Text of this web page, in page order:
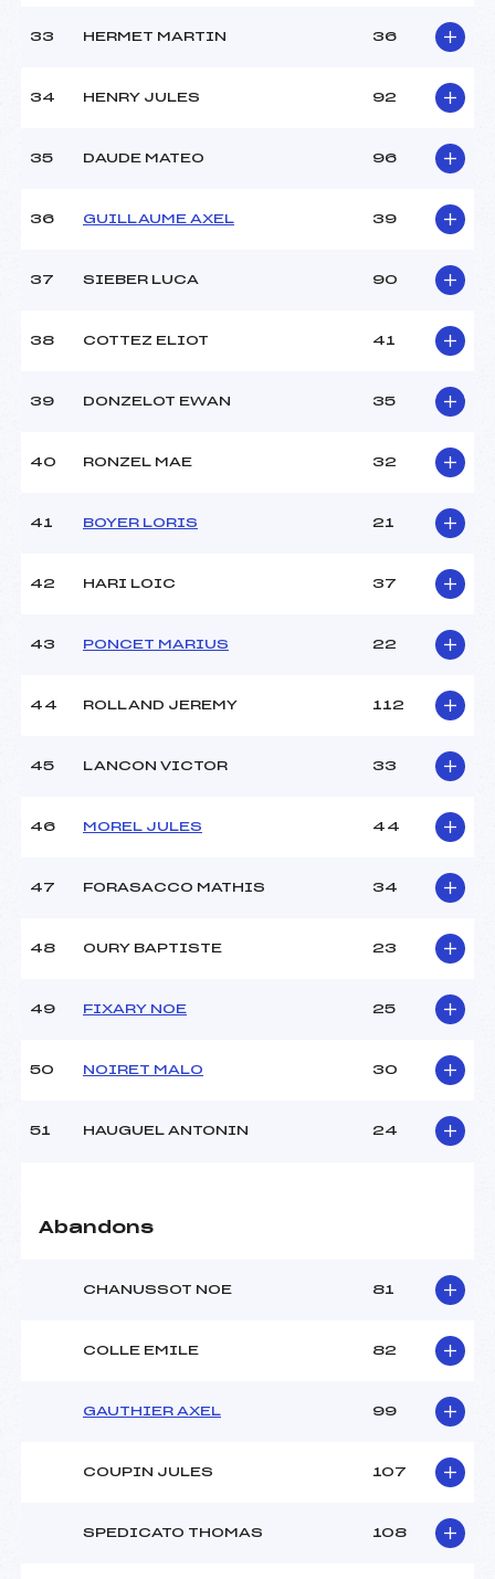
33 HERMET MARTIN 36
34 HENRY JULES 92
35 DAUDE MATEO 96
36 GUILLAUME AXEL 39
37 SIEBER LUCA 90
38 COTTEZ ELIOT 41
39 DONZELOT EWAN 35
40 RONZEL MAE 32
41 BOYER LORIS 21
42 HARI LOIC 37
43 PONCET MARIUS 22
44 ROLLAND JEREMY 112
45 LANCON VICTOR 33
46 MOREL JULES 44
47 FORASACCO MATHIS 34
48 OURY BAPTISTE 23
49 FIXARY NOE 25
50 NOIRET MALO 30
51 HAUGUEL ANTONIN 24
Abandons
CHANUSSOT NOE 81
COLLE EMILE 82
GAUTHIER AXEL 99
COUPIN JULES 107
SPEDICATO THOMAS 108